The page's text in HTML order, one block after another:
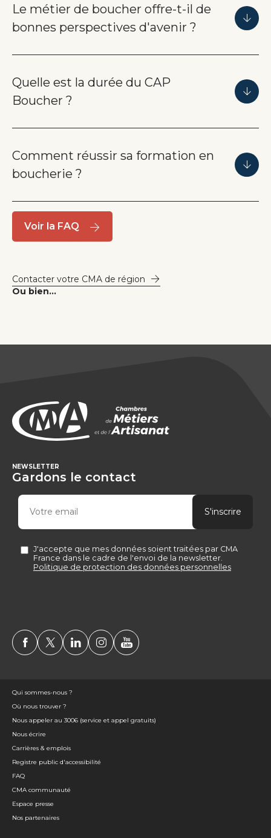
Voir la FAQ
Le métier de boucher offre-t-il de
bonnes perspectives d'avenir ?
Quelle est la durée du CAP
Boucher ?
Comment réussir sa formation en
boucherie ?
Ou bien...
Contacter votre CMA de région
NEWSLETTER
Gardons le contact
Qui sommes-nous ?
Où nous trouver ?
Nous appeler au 3006 (service et appel gratuits)
Nous écrire
Carrières & emplois
Registre public d'accessibilité
FAQ
CMA communauté
Espace presse
Nos partenaires